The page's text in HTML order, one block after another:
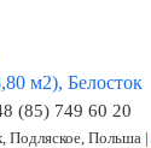
м2), Белосток
(85) 749 60 20
Подляское, Польша |